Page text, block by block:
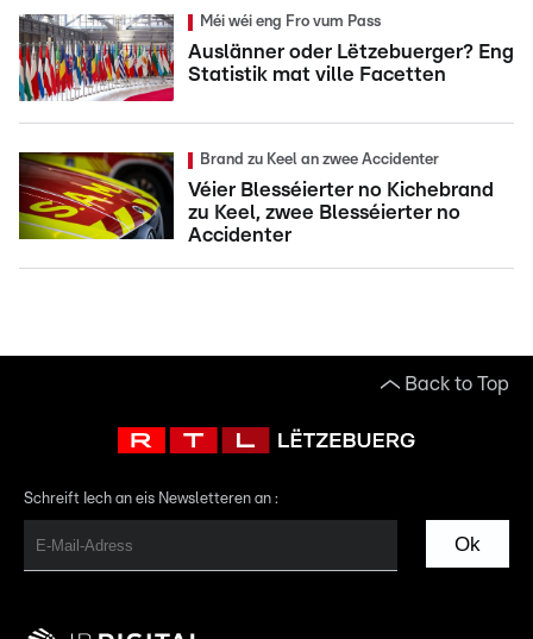
Méi wéi eng Fro vum Pass
Auslänner oder Lëtzebuerger? Eng
Statistik mat ville Facetten
Brand zu Keel an zwee Accidenter
Véier Blesséierter no Kichebrand
zu Keel, zwee Blesséierter no
Accidenter
Back to Top
Schreift Iech an eis Newsletteren an :
Ok